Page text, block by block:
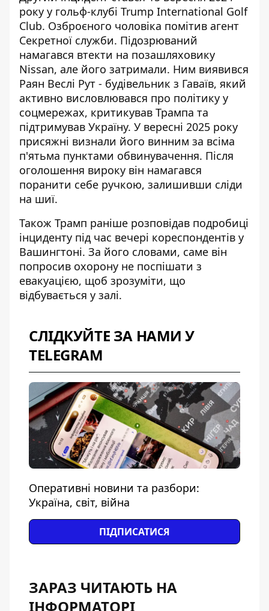
року у гольф-клубі Trump International Golf
Club. Озброєного чоловіка помітив агент
Секретної служби. Підозрюваний
намагався втекти на позашляховику
Nissan, але його затримали. Ним виявився
Раян Веслі Рут - будівельник з Гаваїв, який
активно висловлювався про політику у
соцмережах, критикував Трампа та
підтримував Україну. У вересні 2025 року
присяжні визнали його винним за всіма
п'ятьма пунктами обвинувачення. Після
оголошення вироку він намагався
поранити себе ручкою, залишивши сліди
на шиї.
Також Трамп раніше розповідав подробиці
інциденту під час вечері кореспондентів у
Вашингтоні. За його словами, саме він
попросив охорону не поспішати з
евакуацією, щоб зрозуміти, що
відбувається у залі.
СЛІДКУЙТЕ ЗА НАМИ У
TELEGRAM
Оперативні новини та разбори:
Україна, світ, війна
ПІДПИСАТИСЯ
ЗАРАЗ ЧИТАЮТЬ НА
ІНФОРМАТОРІ